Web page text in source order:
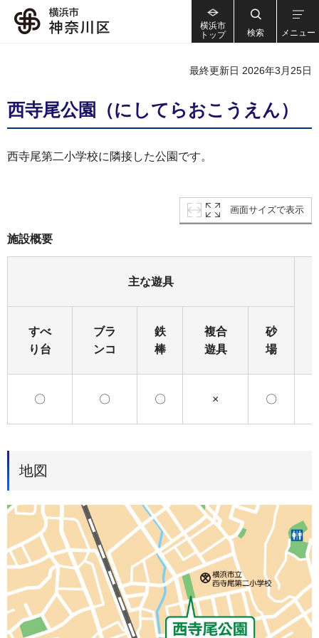
横浜市
トップ
検索 メニュー
最終更新日 2026年3月25日
西寺尾公園（にしてらおこうえん）
西寺尾第二小学校に隣接した公園です。
画面サイズで表示
施設概要
主な遊具
すべ
り台
ブラ
ンコ
鉄
棒
複合
遊具
砂
場
〇 〇 〇 × 〇
地図